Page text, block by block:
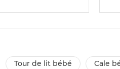
tour de lit bébé cale